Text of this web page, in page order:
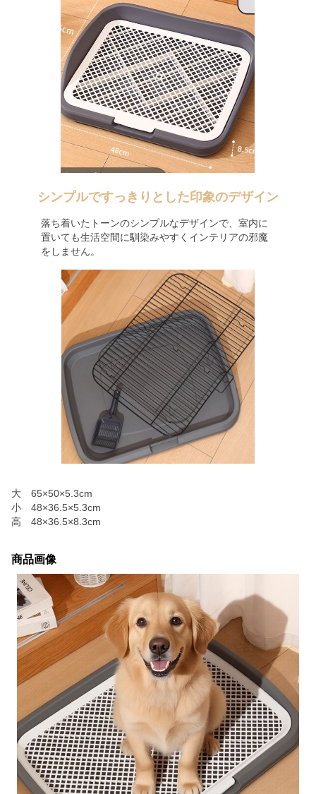
シンプルですっきりとした印象のデザイン
落ち着いたトーンのシンプルなデザインで、室内に
置いても生活空間に馴染みやすくインテリアの邪魔
をしません。
大 65×50×5.3cm
小 48×36.5×5.3cm
高 48×36.5×8.3cm
商品画像